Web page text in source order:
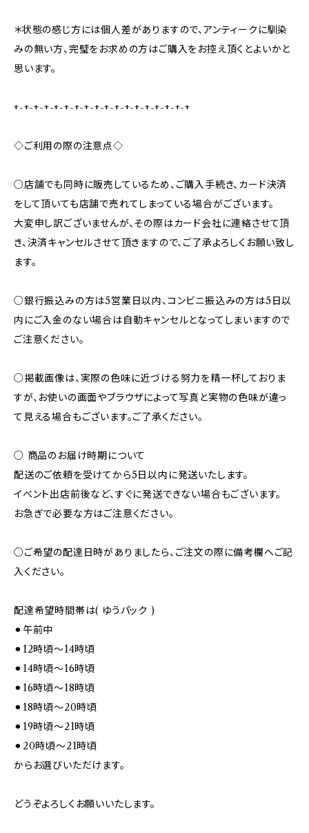
＊状態の感じ方には個人差がありますので、アンティークに馴染
みの無い方、完璧をお求めの方はご購入をお控え頂くとよいかと
思います。
+-+-+-+-+-+-+-+-+-+-+-+-+-+-+-+-+-+
◇ご利用の際の注意点◇
○店舗でも同時に販売しているため、ご購入手続き、カード決済
をして頂いても店舗で売れてしまっている場合がございます。
大変申し訳ございませんが、その際はカード会社に連絡させて頂
き、決済キャンセルさせて頂きますので、ご了承よろしくお願い致し
ます。
○銀行振込みの方は5営業日以内、コンビニ振込みの方は5日以
内にご入金のない場合は自動キャンセルとなってしまいますので
ご注意ください。
○掲載画像は、実際の色味に近づける努力を精一杯しておりま
すが、お使いの画面やブラウザによって写真と実物の色味が違っ
て見える場合もございます。ご了承ください。
○ 商品のお届け時期について
配送のご依頼を受けてから5日以内に発送いたします。
イベント出店前後など、すぐに発送できない場合もございます。
お急ぎで必要な方はご注意ください。
○ご希望の配達日時がありましたら、ご注文の際に備考欄へご記
入ください。
配達希望時間帯は( ゆうパック )
⚫︎午前中
⚫︎12時頃～14時頃
⚫︎14時頃～16時頃
⚫︎16時頃～18時頃
⚫︎18時頃～20時頃
⚫︎19時頃～21時頃
⚫︎20時頃～21時頃
からお選びいただけます。
どうぞよろしくお願いいたします。